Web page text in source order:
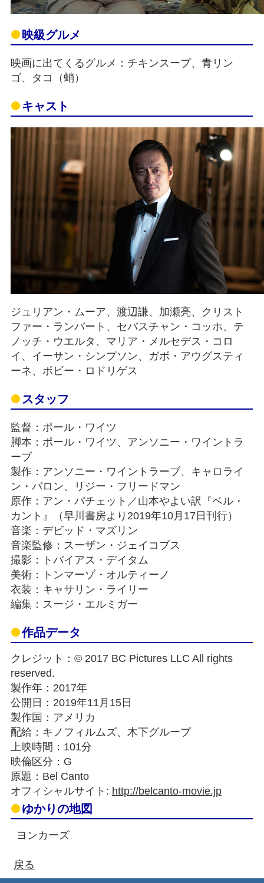
映級グルメ
映画に出てくるグルメ：チキンスープ、青リン
ゴ、タコ（蛸）
キャスト
ジュリアン・ムーア、渡辺謙、加瀬亮、クリスト
ファー・ランバート、セバスチャン・コッホ、テ
ノッチ・ウエルタ、マリア・メルセデス・コロ
イ、イーサン・シンプソン、ガボ・アウグスティ
ーネ、ボビー・ロドリゲス
スタッフ
監督：ポール・ワイツ
脚本：ポール・ワイツ、アンソニー・ワイントラ
ーブ
製作：アンソニー・ワイントラーブ、キャロライ
ン・バロン、リジー・フリードマン
原作：アン・パチェット／山本やよい訳『ベル・
カント』（早川書房より2019年10月17日刊行）
音楽：デビッド・マズリン
音楽監修：スーザン・ジェイコブス
撮影：トバイアス・デイタム
美術：トンマーゾ・オルティーノ
衣装：キャサリン・ライリー
編集：スージ・エルミガー
作品データ
クレジット：© 2017 BC Pictures LLC All rights
reserved.
製作年：2017年
公開日：2019年11月15日
製作国：アメリカ
配給：キノフィルムズ、木下グループ
上映時間：101分
映倫区分：G
原題：Bel Canto
オフィシャルサイト: http://belcanto-movie.jp
ゆかりの地図
ヨンカーズ
戻る